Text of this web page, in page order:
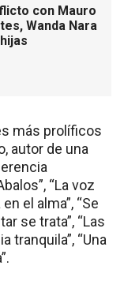
con Mauro
Wanda Nara
más prolíficos
autor de una
“La voz
el alma”, “Se
se trata”, “Las
tranquila”, “Una